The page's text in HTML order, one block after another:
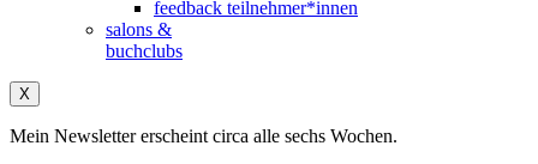
feedback teilnehmer*innen
salons &
buchclubs
X
Mein Newsletter erscheint circa alle sechs Wochen.